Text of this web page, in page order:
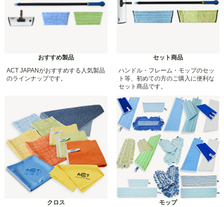
おすすめ製品
ACT JAPANがおすすめする人気製品
のラインナップです。
セット商品
ハンドル・フレーム・モップのセッ
ト等、初めての方のご購入に便利な
セット商品です。
クロス
モップ